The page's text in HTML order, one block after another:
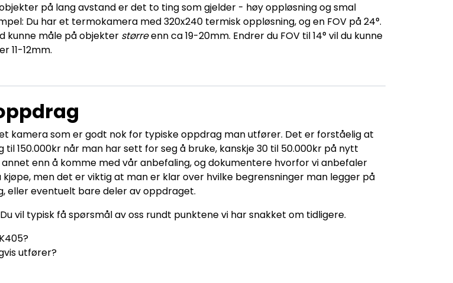
på lang avstand er det to ting som gjelder - høy oppløsning og smal
Du har et termokamera med 320x240 termisk oppløsning, og en FOV på 24°.
kunne måle på objekter størreenn ca 19-20mm. Endrer du FOV til 14° vil du kunne
11-12mm.
kamera som er godt nok for typiske oppdrag man utfører. Det er forståelig at
150.000kr når man har sett for seg å bruke, kanskje 30 til 50.000kr på nytt
enn å komme med vår anbefaling, og dokumentere hvorfor vi anbefaler
men det er viktig at man er klar over hvilke begrensninger man legger på
eller eventuelt bare deler av oppdraget.
vil typisk få spørsmål av oss rundt punktene vi har snakket om tidligere.
utfører?